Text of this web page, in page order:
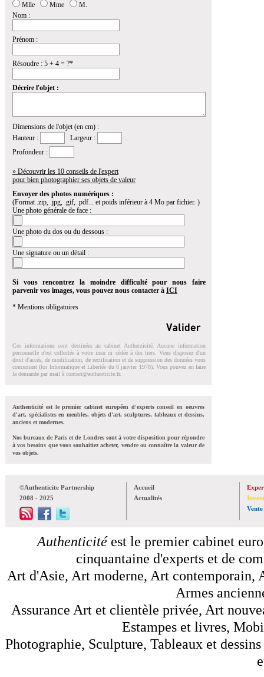
Mlle
Mme
M.
Nom :
Prénom :
Résoudre : 5 + 4 = ?*
Décrire l'objet :
Dimensions de l'objet (en cm) :
Hauteur :
Largeur :
Profondeur :
» Découvrir les 10 conseils de l'expert
pour bien photographier ses objets de valeur
Envoyer des photos numériques :
(Format .zip, .jpg, .gif, .pdf... et poids inférieur à 4 Mo par fichier. )
Une photo générale de face :
Une photo du dos ou du dessous :
Une signature ou un détail :
Si vous rencontrez la moindre difficulté pour nous faire
parvenir vos images, vous pouvez nous contacter à ICI
* Mentions obligatoires
Ces informations sont destinées au cabinet Authenticité. Aucune information
personnelle n'est collectée à votre insu ni cédée à des tiers. Vous disposez d'un
droit d'accés, de modification, de rectification et de suppression des données vous
concernant (loi Informatique et Libertés du 6 janvier 1978). Vous pouvez en faire
la demande par mail à contact@authenticite.fr.
Authenticité est le premier cabinet européen d'experts conseil en oeuvres
d'art, spécialistes en meubles, objets d'art, sculptures, tableaux et dessins,
anciens et modernes.
Nos bureaux de Paris et de Londres sont à votre disposition pour répondre
à vos besoins que vous souhaitiez acheter, vendre ou connaître la valeur de
vos objets.
©Authenticite Partnership
2008 - 2025
Accueil
Actualités
Vente
Authenticitéest le premier cabinet
cinquantaine d'experts et de
Art d'Asie, Art moderne, Art contemporain,
Armes
Assurance Art et clientèle privée, Art
Estampes et livres,
Photographie, Sculpture, Tableaux et